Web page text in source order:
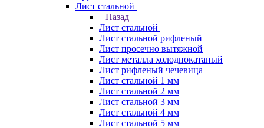
Лист стальной
Назад
Лист стальной
Лист стальной рифленый
Лист просечно вытяжной
Лист металла холоднокатаный
Лист рифленый чечевица
Лист стальной 1 мм
Лист стальной 2 мм
Лист стальной 3 мм
Лист стальной 4 мм
Лист стальной 5 мм